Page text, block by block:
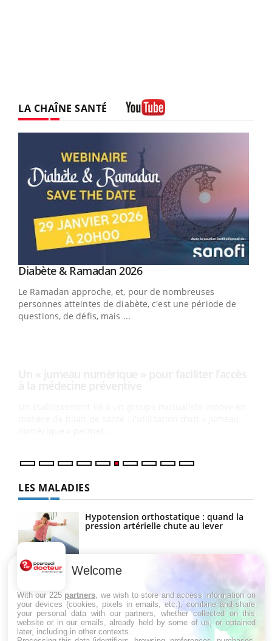
LA CHAÎNE SANTÉ
Youtube
Diabète & Ramadan 2026Youtube
Le Ramadan approche, et, pour de nombreuses
personnes atteintes de diabète, c'est une période de
questions, de défis, mais ...
Youtube
Un « jumeau numérique » pour faciliter l’accès
Un établissement lié à un groupe mutualiste innove en
matière de bilan de santé : l'utilisation d'un « jumeau
LES MALADIES
Hypotension orthostatique : quand la
pression artérielle chute au lever
Drépanocytose : une déformation des
globules rouges aux conséquences
Maladie de Charcot (Sclérose latérale
amyotrophique)
Welcome
With our 225 partners , we wish to store and access information on
your devices (cookies, pixels in emails, etc.), combine and share
your personal data with our partners, whether collected on this
website or in our emails, already held by some of us, or obtained
later, including in other contexts.